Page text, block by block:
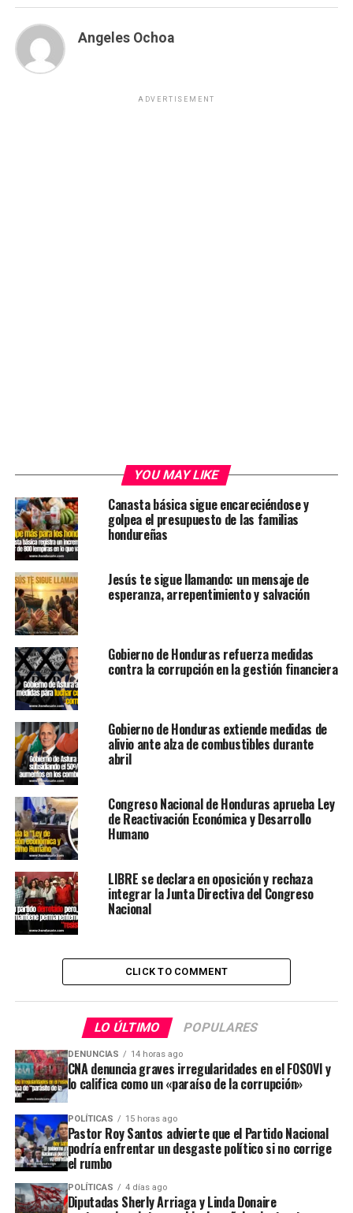
Angeles Ochoa
ADVERTISEMENT
YOU MAY LIKE
Canasta básica sigue encareciéndose y
golpea el presupuesto de las familias
hondureñas
Jesús te sigue llamando: un mensaje de
esperanza, arrepentimiento y salvación
Gobierno de Honduras refuerza medidas
contra la corrupción en la gestión financiera
Gobierno de Honduras extiende medidas de
alivio ante alza de combustibles durante
abril
Congreso Nacional de Honduras aprueba Ley
de Reactivación Económica y Desarrollo
Humano
LIBRE se declara en oposición y rechaza
integrar la Junta Directiva del Congreso
Nacional
CLICK TO COMMENT
LO ÚLTIMO POPULARES
DENUNCIAS 14 horas ago
CNA denuncia graves irregularidades en el FOSOVI y
lo califica como un «paraíso de la corrupción»
POLÍTICAS 15 horas ago
Pastor Roy Santos advierte que el Partido Nacional
podría enfrentar un desgaste político si no corrige
el rumbo
POLÍTICAS 4 días ago
Diputadas Sherly Arriaga y Linda Donaire